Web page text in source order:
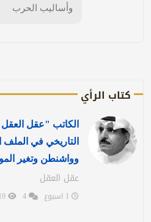
وأساليب الحرب
كتاب الرأي
الكاتب "عقل
التاريخي في الملف
وواشنطن وتغير
عقل العقل